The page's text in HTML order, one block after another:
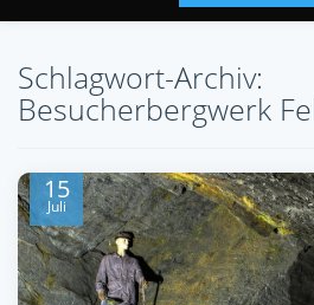
Schlagwort-Archiv:
Besucherbergwerk
15
Juli